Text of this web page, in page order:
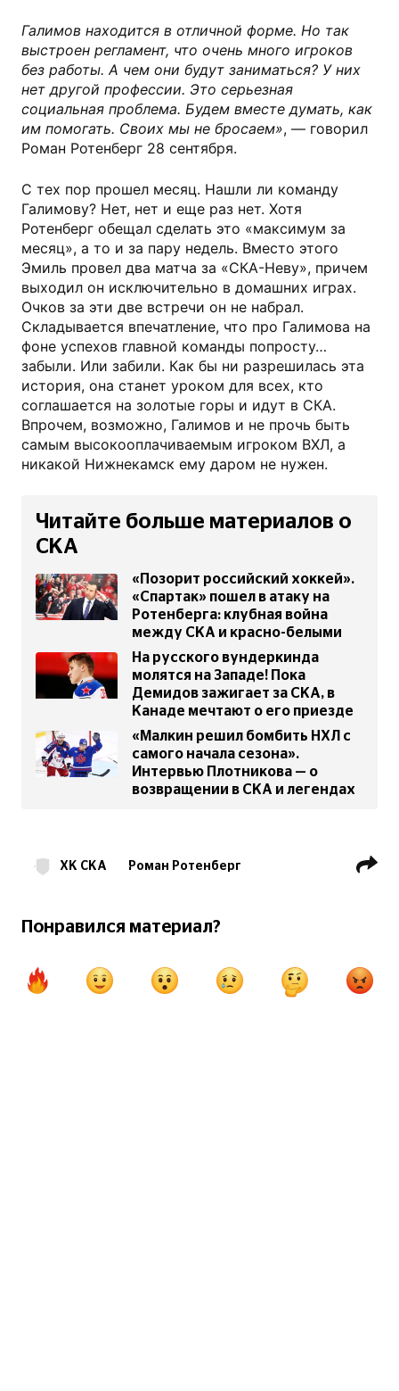
Галимов находится в отличной форме. Но так
выстроен регламент, что очень много игроков
без работы. А чем они будут заниматься? У них
нет другой профессии. Это серьезная
социальная проблема. Будем вместе думать, как
им помогать. Своих мы не бросаем», — говорил
Роман Ротенберг 28 сентября.
С тех пор прошел месяц. Нашли ли команду
Галимову? Нет, нет и еще раз нет. Хотя
Ротенберг обещал сделать это «максимум за
месяц», а то и за пару недель. Вместо этого
Эмиль провел два матча за «СКА-Неву», причем
выходил он исключительно в домашних играх.
Очков за эти две встречи он не набрал.
Складывается впечатление, что про Галимова на
фоне успехов главной команды попросту…
забыли. Или забили. Как бы ни разрешилась эта
история, она станет уроком для всех, кто
соглашается на золотые горы и идут в СКА.
Впрочем, возможно, Галимов и не прочь быть
самым высокооплачиваемым игроком ВХЛ, а
никакой Нижнекамск ему даром не нужен.
Читайте больше материалов о
СКА
«Позорит российский хоккей».
«Спартак» пошел в атаку на
Ротенберга: клубная война
между СКА и красно-белыми
На русского вундеркинда
молятся на Западе! Пока
Демидов зажигает за СКА, в
Канаде мечтают о его приезде
«Малкин решил бомбить НХЛ с
самого начала сезона».
Интервью Плотникова — о
возвращении в СКА и легендах
ХК СКА Роман Ротенберг
Понравился материал?